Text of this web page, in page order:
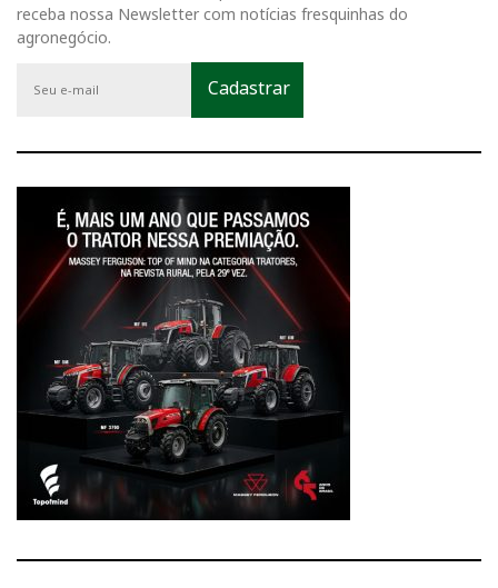
receba nossa Newsletter com notícias fresquinhas do
agronegócio.